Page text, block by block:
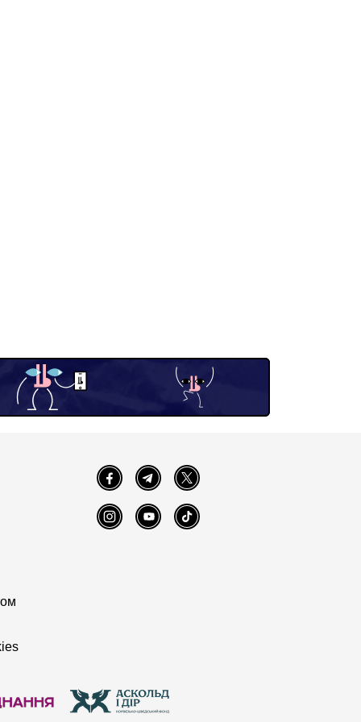
FacebookTelegram Twitter
InstagramYouTube TikTok